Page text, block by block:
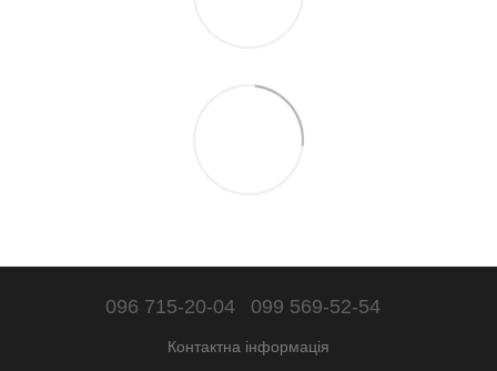
096 715-20-04 099 569-52-54
Контактна інформація